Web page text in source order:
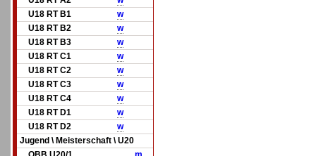
U18 RT B1
w
U18 RT B2
w
U18 RT B3
w
U18 RT C1
w
U18 RT C2
w
U18 RT C3
w
U18 RT C4
w
U18 RT D1
w
U18 RT D2
w
Jugend \ Meisterschaft \ U20